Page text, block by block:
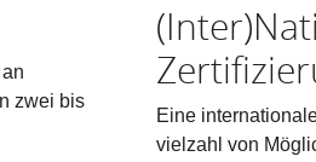
zwei bis
Eine
vielzahl von